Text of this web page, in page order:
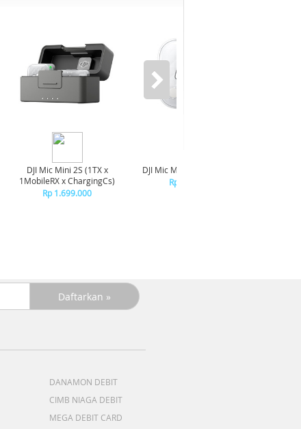
DJI Mic Mini 2S (1TX x
1MobileRX x ChargingCs)
Rp 1.699.000
DJI Mic Mini 2S Transmitter
Rp 1.099.000
DANAMON DEBIT
CIMB NIAGA DEBIT
MEGA DEBIT CARD